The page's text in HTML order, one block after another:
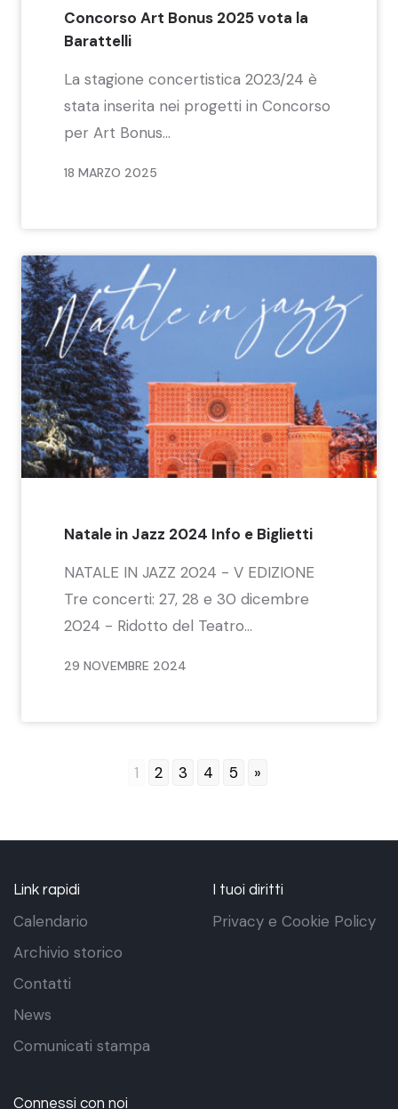
Concorso Art Bonus 2025 vota la
Barattelli
La stagione concertistica 2023/24 è
stata inserita nei progetti in Concorso
per Art Bonus...
18 MARZO 2025
Natale in Jazz 2024 Info e Biglietti
NATALE IN JAZZ 2024 - V EDIZIONE
Tre concerti: 27, 28 e 30 dicembre
2024 - Ridotto del Teatro...
29 NOVEMBRE 2024
1 2 3 4 5 »
Link rapidi
Calendario
Archivio storico
Contatti
News
Comunicati stampa
I tuoi diritti
Privacy e Cookie Policy
Connessi con noi